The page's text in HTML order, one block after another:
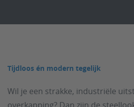
Tijdloos én modern tegelijk
Wil je een strakke, industriële